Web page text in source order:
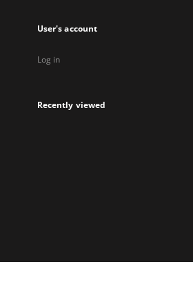
User's account
Log in
Recently viewed